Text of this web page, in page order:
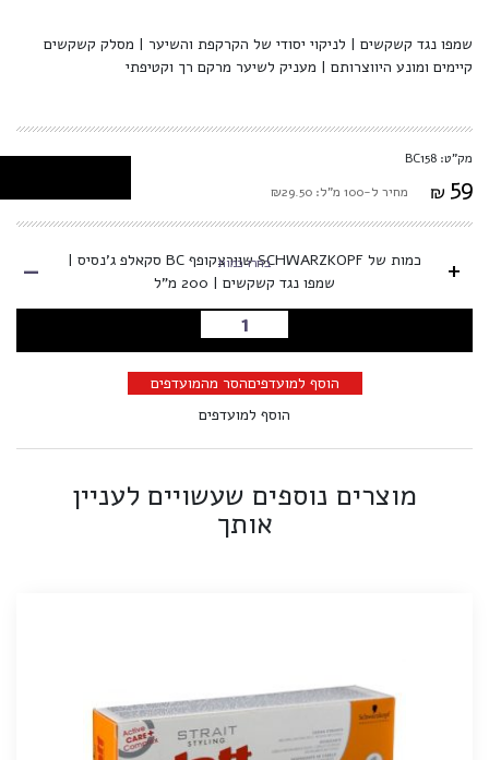
שמפו נגד קשקשים | לניקוי יסודי של הקרקפת והשיער | מסלק קשקשים
קיימים ומונע היווצרותם | מעניק לשיער מרקם רך וקטיפתי
מק"ט: BC158
₪ 59 מחיר ל-100 מ"ל: ₪29.50
+
כמות של SCHWARZKOPF שוורצקופף BC סקאלפ ג'נסיס |
שמפו נגד קשקשים | 200 מ"ל
בחרו כמות -
הוספה לסל
הוסף למועדפיםהסר מהמועדפים
הוסף למועדפים
מוצרים נוספים שעשויים לעניין
אותך